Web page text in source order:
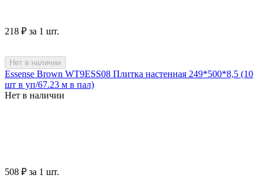
‍218‍ ₽ за 1 шт.
Нет в наличии
Essense Brown WT9ESS08 Плитка настенная 249*500*8,5 (10
шт в уп/67.23 м в пал)
Нет в наличии
‍508‍ ₽ за 1 шт.